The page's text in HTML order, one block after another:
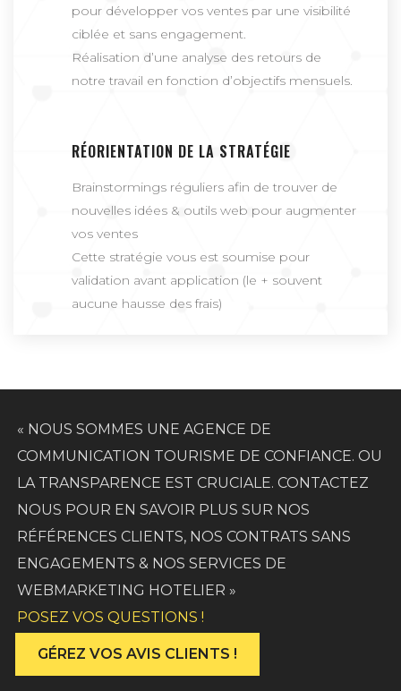
pour développer vos ventes par une visibilité
ciblée et sans engagement.
Réalisation d’une analyse des retours de
notre travail en fonction d’objectifs mensuels.
RÉORIENTATION DE LA STRATÉGIE
Brainstormings réguliers afin de trouver de
nouvelles idées & outils web pour augmenter
vos ventes
Cette stratégie vous est soumise pour
validation avant application (le + souvent
aucune hausse des frais)
« NOUS SOMMES UNE AGENCE DE
COMMUNICATION TOURISME DE CONFIANCE. OU
LA TRANSPARENCE EST CRUCIALE. CONTACTEZ
NOUS POUR EN SAVOIR PLUS SUR NOS
RÉFÉRENCES CLIENTS, NOS CONTRATS SANS
ENGAGEMENTS & NOS SERVICES DE
WEBMARKETING HOTELIER »
POSEZ VOS QUESTIONS !
GÉREZ VOS AVIS CLIENTS !